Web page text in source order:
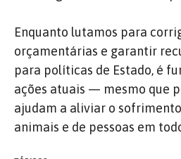
Enquanto lutamos para
orçamentárias e garantir
para políticas de Estado, é
ações atuais — mesmo que
ajudam a aliviar o
animais e de pessoas em